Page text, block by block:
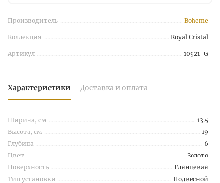
Производитель Boheme
Коллекция Royal Cristal
Артикул 10921-G
Характеристики Доставка и оплата
Ширина, см
13.5
Высота, см
19
Глубина
6
Цвет
Золото
Поверхность
Глянцевая
Тип установки
Подвесной